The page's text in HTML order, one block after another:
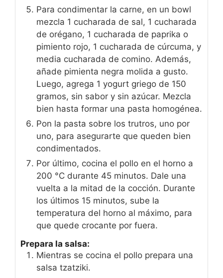
Para condimentar la carne, en un bowl
mezcla 1 cucharada de sal, 1 cucharada
de orégano, 1 cucharada de paprika o
pimiento rojo, 1 cucharada de cúrcuma, y
media cucharada de comino. Además,
añade pimienta negra molida a gusto.
Luego, agrega 1 yogurt griego de 150
gramos, sin sabor y sin azúcar. Mezcla
bien hasta formar una pasta homogénea.
Pon la pasta sobre los trutros, uno por
uno, para asegurarte que queden bien
condimentados.
Por último, cocina el pollo en el horno a
200 °C durante 45 minutos. Dale una
vuelta a la mitad de la cocción. Durante
los últimos 15 minutos, sube la
temperatura del horno al máximo, para
que quede crocante por fuera.
Prepara la salsa:
Mientras se cocina el pollo prepara una
salsa tzatziki.